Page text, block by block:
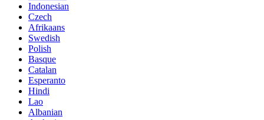
Indonesian
Czech
Afrikaans
Swedish
Polish
Basque
Catalan
Esperanto
Hindi
Lao
Albanian